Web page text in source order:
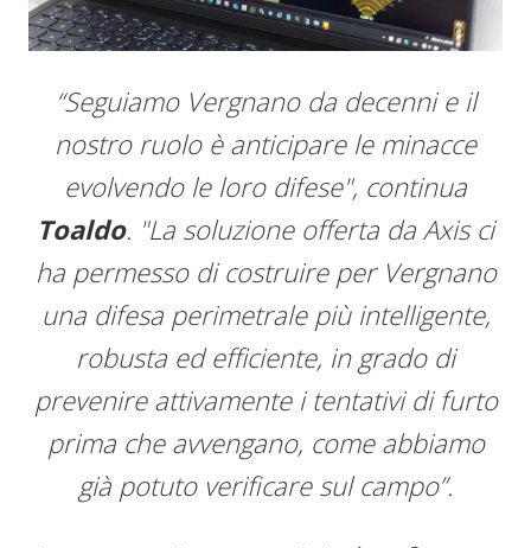
“Seguiamo Vergnano da decenni e il
nostro ruolo è anticipare le minacce
evolvendo le loro difese", continua
Toaldo. "La soluzione offerta da Axis ci
ha permesso di costruire per Vergnano
una difesa perimetrale più intelligente,
robusta ed efficiente, in grado di
prevenire attivamente i tentativi di furto
prima che avvengano, come abbiamo
già potuto verificare sul campo”.